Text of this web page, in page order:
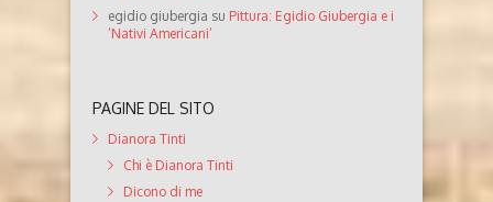
egidio giubergia su Pittura: Egidio Giubergia e i
‘Nativi Americani’
PAGINE DEL SITO
Dianora Tinti
Chi è Dianora Tinti
Dicono di me